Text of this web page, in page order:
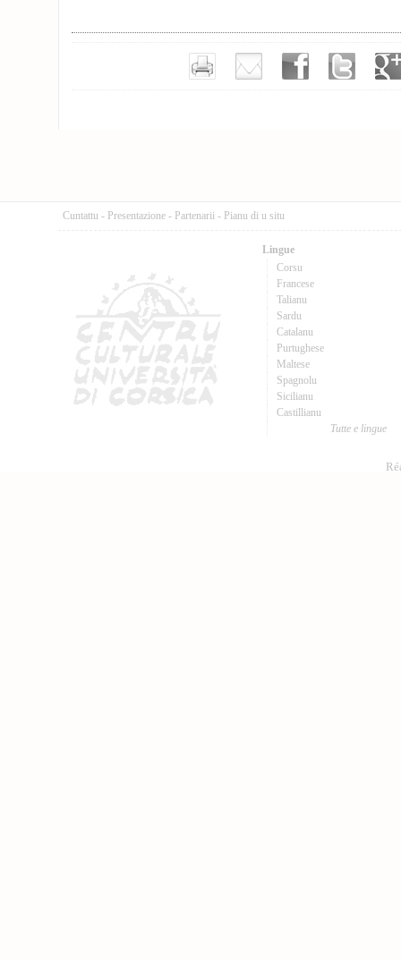
Cuntattu - Presentazione - Partenarii - Pianu di u situ
Lingue
Corsu
Francese
Talianu
Sardu
Catalanu
Purtughese
Maltese
Spagnolu
Sicilianu
Castillianu
Tutte e lingue